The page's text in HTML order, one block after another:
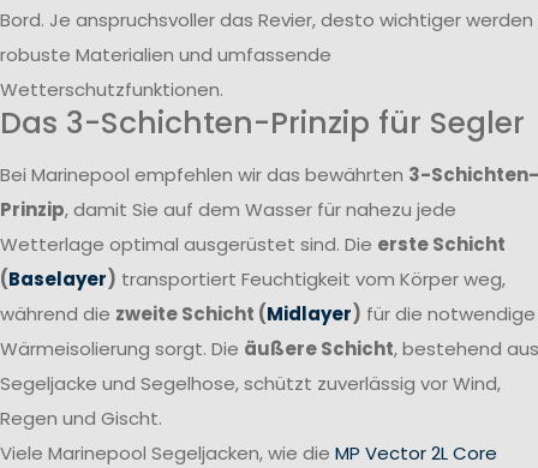
Bord. Je anspruchsvoller das Revier, desto wichtiger werden
robuste Materialien und umfassende
Wetterschutzfunktionen.
Das 3-Schichten-Prinzip für Segler
Bei Marinepool empfehlen wir das bewährten 3-Schichten-
Prinzip, damit Sie auf dem Wasser für nahezu jede
Wetterlage optimal ausgerüstet sind. Die erste Schicht
(Baselayer) transportiert Feuchtigkeit vom Körper weg,
während die zweite Schicht (Midlayer) für die notwendige
Wärmeisolierung sorgt. Die äußere Schicht, bestehend aus
Segeljacke und Segelhose, schützt zuverlässig vor Wind,
Regen und Gischt.
Viele Marinepool Segeljacken, wie die MP Vector 2L Core